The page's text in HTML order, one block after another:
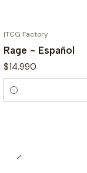
|TCG Factory
Rage - Español
$14.990
Cantidad